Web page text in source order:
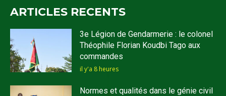
ARTICLES RECENTS
3e Légion de Gendarmerie : le colonel
Théophile Florian Koudbi Tago aux
commandes
il y'a 8 heures
Normes et qualités dans le génie civil